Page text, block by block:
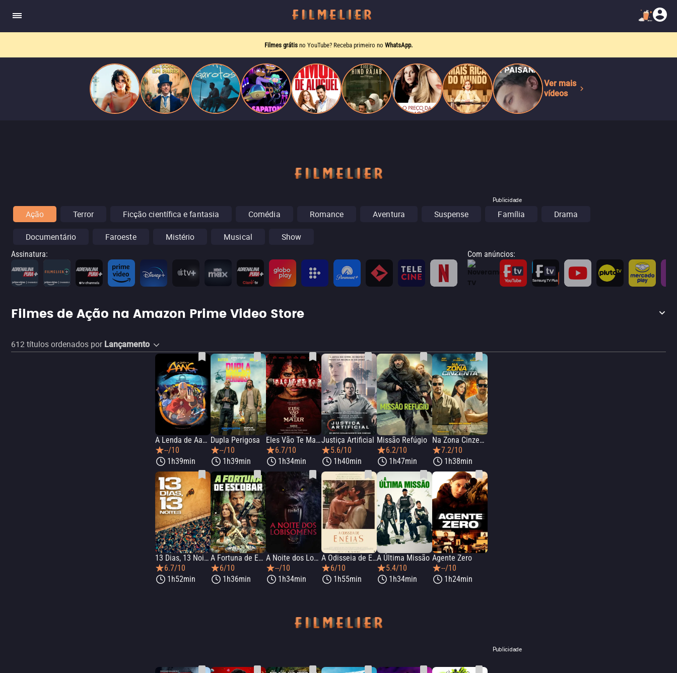
Ver mais
vídeos
Filmes grátis no YouTube? Receba primeiro no WhatsApp.
Publicidade
Ação Terror Ficção científica e fantasia Comédia Romance Aventura Suspense Família Drama
Documentário Faroeste Mistério Musical Show
Assinatura: Com anúncios:
Filmes de Ação na Amazon Prime Video Store
612títulos ordenados por Lançamento
A Lenda de Aang: O Último Dobrador de Ar
--/10
1h39min
Dupla Perigosa
--/10
1h39min
Eles Vão Te Matar
6.7/10
1h34min
Justiça Artificial
5.6/10
1h40min
Missão Refúgio
6.2/10
1h47min
Na Zona Cinzenta
7.2/10
1h38min
13 Dias, 13 Noites
6.7/10
1h52min
A Fortuna de Escobar
6/10
1h36min
A Noite dos Lobisomens
--/10
1h34min
A Odisseia de Enéias
6/10
1h55min
A Última Missão
5.4/10
1h34min
Agente Zero
--/10
1h24min
Publicidade